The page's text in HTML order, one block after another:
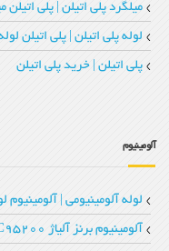
میلگرد پلی اتیلن | پلی اتیلن
لوله پلی اتیلن | پلی اتیلن
پلی اتیلن | خرید پلی اتیلن
آلومینیوم
لوله آلومینیومی | آلومینیوم
آلومینیوم برنز آلیاژ C95200